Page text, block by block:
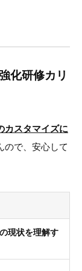
化研修カリ
カスタマイズに
ので、安心して
現状を理解す